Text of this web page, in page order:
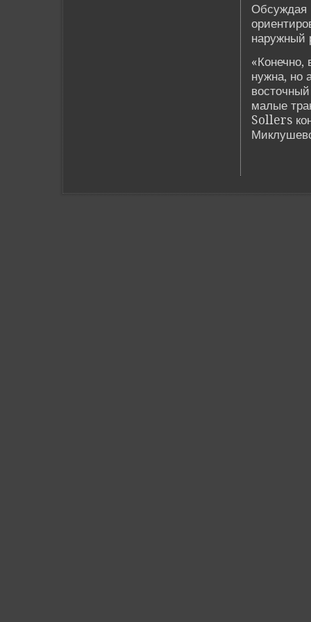
Обсуждая
наружный
«Конечно,
нужна, но
малые
Sollers